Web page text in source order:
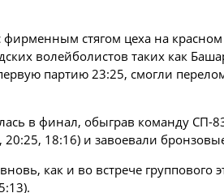
стягом цеха на
волейболистов таких как
партию 23:25, смогли
в финал, обыграв команду СП-
18:16) и завоевали
как и во встрече группового